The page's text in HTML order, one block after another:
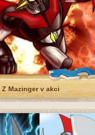
Z Mazinger v akci